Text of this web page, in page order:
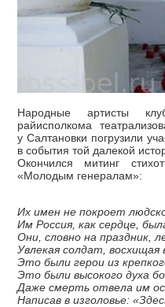
Народные артисты
райисполкома
у Салтановки погрузили
в события той далекой
Окончился митинг
«Молодым генералам»:
Их имен не покроет
Им Россия, как сердце,
Они, словно на праздник,
Увлекая солдат, восхищая
Это были герои из
Это были высокого духа
Даже смерть отвела им
Написав в изголовье: